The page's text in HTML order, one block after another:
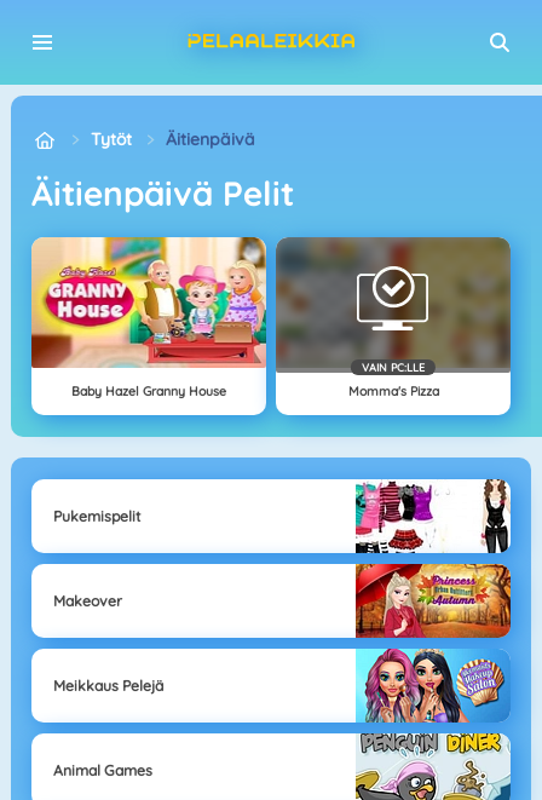
Tytöt Äitienpäivä
Äitienpäivä Pelit
Baby Hazel Granny House
VAIN PC:LLE
Momma's Pizza
Pukemispelit
Makeover
Meikkaus Pelejä
Animal Games